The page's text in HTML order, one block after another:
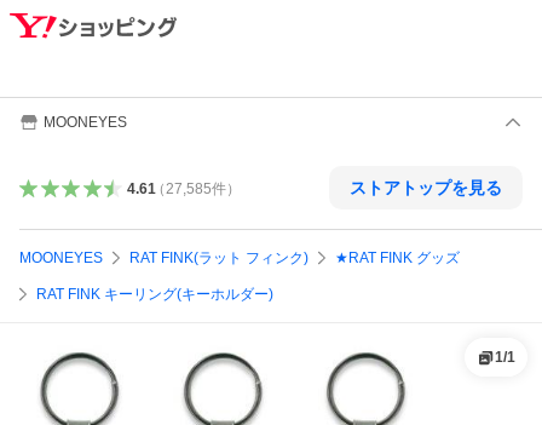
MOONEYES
4.61（ 27,585件） ストアトップを見る
MOONEYES RAT FINK(ラット フィンク) ★RAT FINK グッズ
RAT FINK キーリング(キーホルダー)
1/1